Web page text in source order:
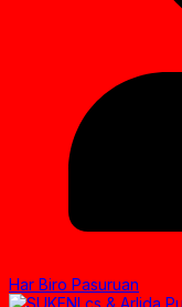
Har Biro Pasuruan